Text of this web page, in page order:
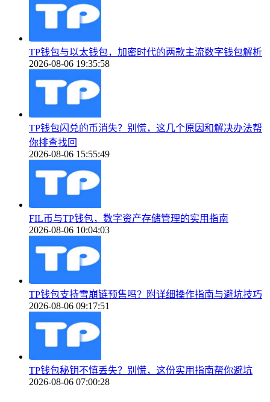
TP钱包与以太钱包，加密时代的两款主流数字钱包解析
2026-08-06 19:35:58
TP钱包闪兑的币消失？别慌，这几个原因和解决办法帮
你排查找回
2026-08-06 15:55:49
FIL币与TP钱包，数字资产存储管理的实用指南
2026-08-06 10:04:03
TP钱包支持雪崩链预售吗？附详细操作指南与避坑技巧
2026-08-06 09:17:51
TP钱包秘钥不慎丢失？别慌，这份实用指南帮你避坑
2026-08-06 07:00:28